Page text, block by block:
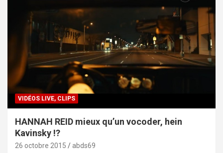
VIDÉOS LIVE, CLIPS
HANNAH REID mieux qu’un vocoder, hein
Kavinsky !?
26 octobre 2015 abds69